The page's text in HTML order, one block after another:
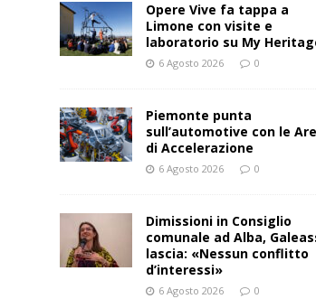
Opere Vive fa tappa a
Limone con visite e
laboratorio su My
6 Agosto 2026 0
Piemonte punta
sull’automotive con le
di Accelerazione
6 Agosto 2026 0
Dimissioni in Consiglio
comunale ad Alba,
lascia: «Nessun conflitto
d’interessi»
6 Agosto 2026 0